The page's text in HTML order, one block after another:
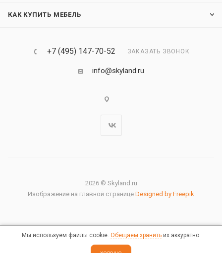
КАК КУПИТЬ МЕБЕЛЬ
+7 (495) 147-70-52 ЗАКАЗАТЬ ЗВОНОК
info@skyland.ru
2026 © Skyland.ru
Изображение на главной странице Designed by Freepik
Правовая информация
Мы используем файлы cookie. Обещаем хранитьих аккуратно.